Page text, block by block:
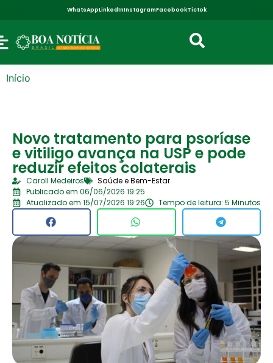
WhatsAppLinkedInInstagramFacebookTictok
Início
Novo tratamento para psoríase
e vitiligo avança na USP e pode
reduzir efeitos colaterais
Caroll Medeiros
Saúde e Bem-Estar
Publicado em 06/06/2026 19:25
Atualizado em 15/07/2026 19:26
Tempo de leitura: 5 Minutos